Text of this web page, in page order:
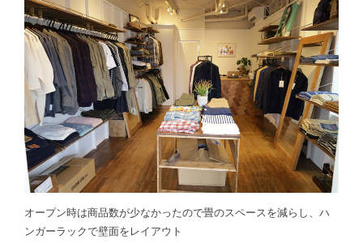
オープン時は商品数が少なかったので畳のスペースを減らし、ハ
ンガーラックで壁面をレイアウト